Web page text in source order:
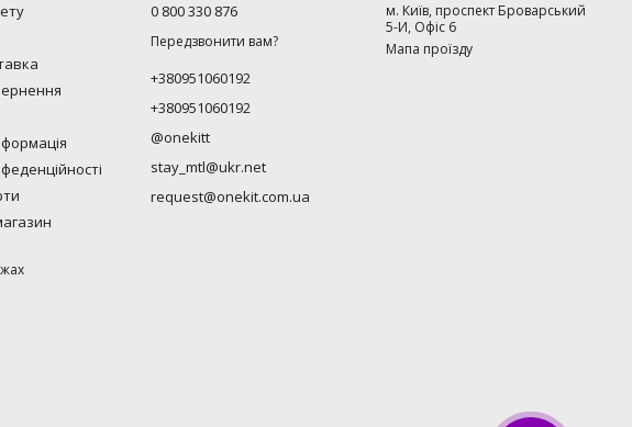
0 800 330 876
Передзвонити вам?
+380951060192
+380951060192
@onekitt
stay_mtl@ukr.net
request@onekit.com.ua
м. Київ, проспект Броварський
5-И, Офіс 6
Мапа проїзду